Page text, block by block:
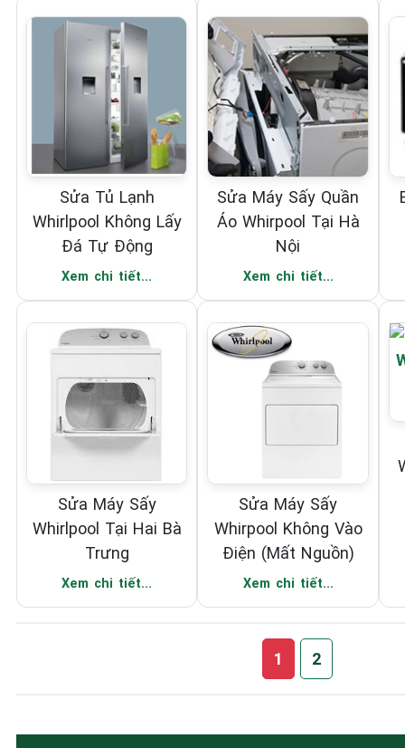
Sửa Tủ Lạnh
Whirlpool Không Lấy
Đá Tự Động
Xem chi tiết...
Sửa Máy Sấy Quần
Áo Whirpool Tại Hà
Nội
Xem chi tiết...
Sửa Máy Sấy
Whirlpool Tại Hai Bà
Trưng
Xem chi tiết...
Sửa Máy Sấy
Whirpool Không Vào
Điện (Mất Nguồn)
Xem chi tiết...
1 2